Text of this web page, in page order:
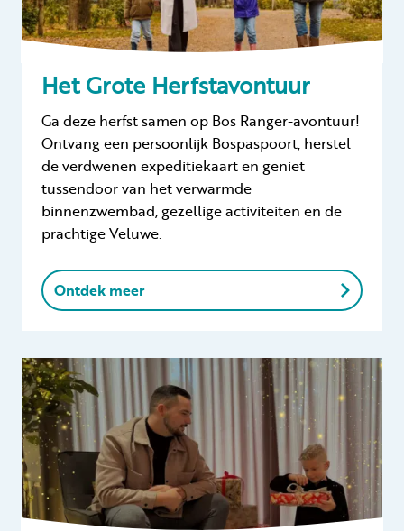
Het Grote Herfstavontuur
Ga deze herfst samen op Bos Ranger-avontuur!
Ontvang een persoonlijk Bospaspoort, herstel
de verdwenen expeditiekaart en geniet
tussendoor van het verwarmde
binnenzwembad, gezellige activiteiten en de
prachtige Veluwe.
Ontdek meer